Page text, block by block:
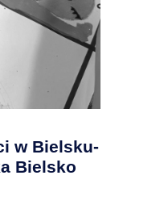
w Bielsku-
Bielsko